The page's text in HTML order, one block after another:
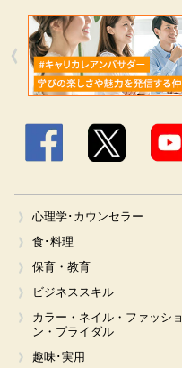
Facebook X
心理学･カウンセラー
食･料理
保育・教育
ビジネススキル
カラー・ネイル・ファッショ
ン・ブライダル
趣味･実用